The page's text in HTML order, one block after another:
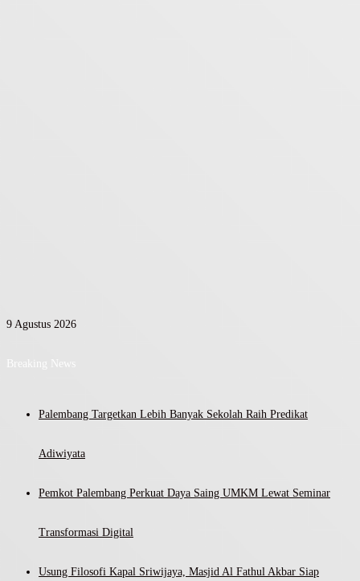
9 Agustus 2026
Breaking News
Palembang Targetkan Lebih Banyak Sekolah Raih Predikat
Adiwiyata
Pemkot Palembang Perkuat Daya Saing UMKM Lewat Seminar
Transformasi Digital
Usung Filosofi Kapal Sriwijaya, Masjid Al Fathul Akbar Siap